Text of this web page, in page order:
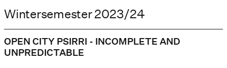
Wintersemester 2023/24
OPEN CITY PSIRRI - INCOMPLETE AND
UNPREDICTABLE